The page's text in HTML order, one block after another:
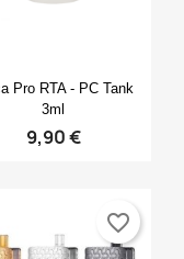
Anteprima
Pro RTA - PC Tank
3ml
9,90 €
favorite_border